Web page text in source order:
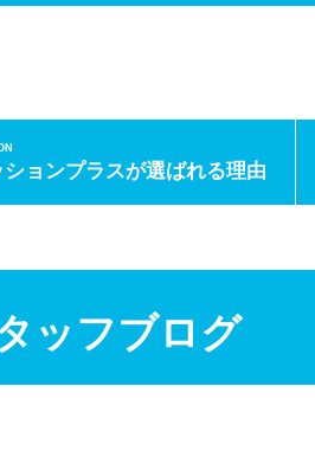
ョンプラスが選ばれる理由
ッフブログ